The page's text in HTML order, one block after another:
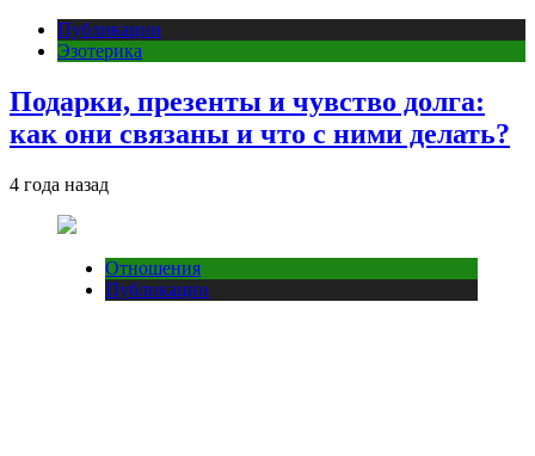
Публикации
Эзотерика
Подарки, презенты и чувство долга:
как они связаны и что с ними делать?
4 года назад
Отношения
Публикации